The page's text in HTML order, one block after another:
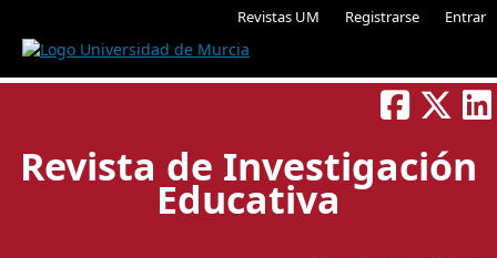
Revistas UM Registrarse Entrar
Revista de Investigación
Educativa